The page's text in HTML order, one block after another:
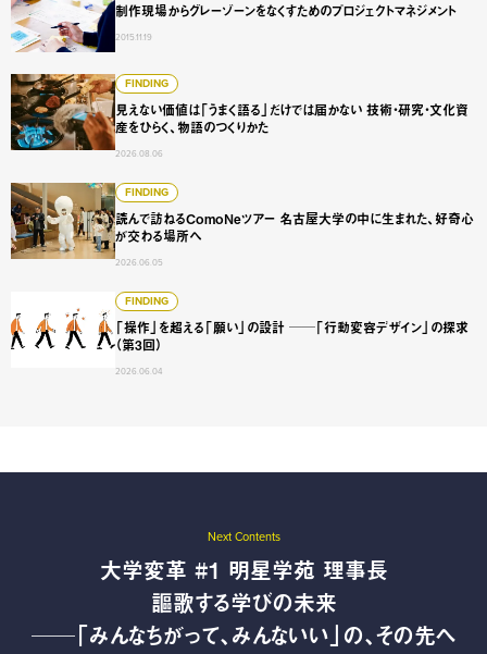
制作現場からグレーゾーンをなくすためのプロジェクトマネジメント
2015.11.19
FINDING
見えない価値は「うまく語る」だけでは届かない 技術・研究・文化資
産をひらく、物語のつくりかた
2026.08.06
見えない価値は「うまく語る」だけでは届かない 技術・研
FINDING
読んで訪ねるComoNeツアー 名古屋大学の中に生まれた、好奇心
が交わる場所へ
2026.06.05
読んで訪ねるComoNeツアー 名古屋大学の中に生まれた、
FINDING
「操作」を超える「願い」の設計 ──「行動変容デザイン」の探求
（第3回）
2026.06.04
「操作」を超える「願い」の設計 ──「行動変容デザイン」
Next Contents
大学変革 #1 明星学苑 理事長
謳歌する学びの未来
──「みんなちがって、みんないい」の、その先へ